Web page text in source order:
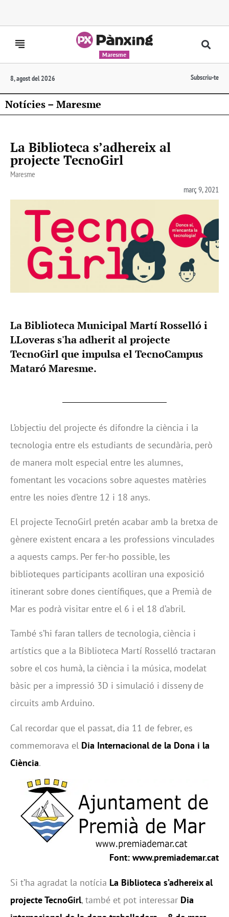
Maresme
8, agost del 2026 Subscriu-te
Notícies – Maresme
La Biblioteca s’adhereix al
projecte TecnoGirl
Maresme
març 9, 2021
La Biblioteca Municipal Martí Rosselló i
LLoveras s'ha adherit al projecte
TecnoGirl que impulsa el TecnoCampus
Mataró Maresme.
L’objectiu del projecte és difondre la ciència i la
tecnologia entre els estudiants de secundària, però
de manera molt especial entre les alumnes,
fomentant les vocacions sobre aquestes matèries
entre les noies d’entre 12 i 18 anys.
El projecte TecnoGirl pretén acabar amb la bretxa de
gènere existent encara a les professions vinculades
a aquests camps. Per fer-ho possible, les
biblioteques participants acolliran una exposició
itinerant sobre dones científiques, que a Premià de
Mar es podrà visitar entre el 6 i el 18 d’abril.
També s’hi faran tallers de tecnologia, ciència i
artístics que a la Biblioteca Martí Rosselló tractaran
sobre el cos humà, la ciència i la música, modelat
bàsic per a impressió 3D i simulació i disseny de
circuits amb Arduino.
Cal recordar que el passat, dia 11 de febrer, es
commemorava el Dia Internacional de la Dona i la
Ciència.
Font: www.premiademar.cat
Si t’ha agradat la notícia La Biblioteca s’adhereix al
projecte TecnoGirl, també et pot interessar Dia